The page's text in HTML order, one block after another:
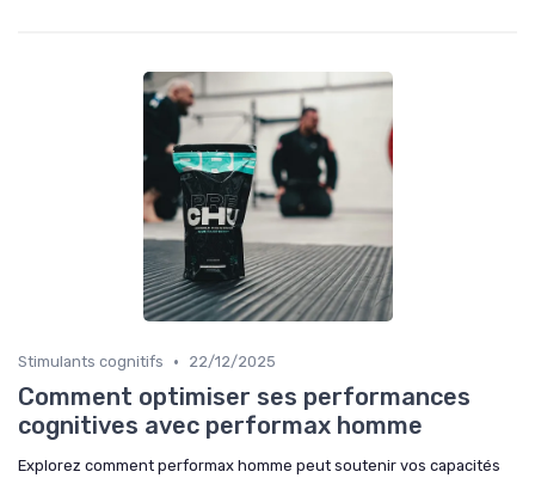
Stimulants cognitifs • 22/12/2025
Comment optimiser ses performances
cognitives avec performax homme
Explorez comment performax homme peut soutenir vos capacités